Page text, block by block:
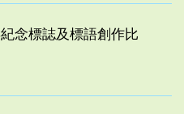
念標誌及標語創作比